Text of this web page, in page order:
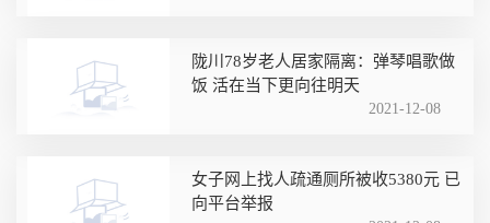
陇川78岁老人居家隔离：弹琴唱歌做
饭 活在当下更向往明天
2021-12-08
女子网上找人疏通厕所被收5380元 已
向平台举报